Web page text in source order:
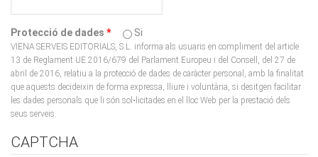
Protecció de dades* Si
VIENA SERVEIS EDITORIALS, S.L. informa als usuaris en compliment del article
13 de Reglament UE 2016/679 del Parlament Europeu i del Consell, del 27 de
abril de 2016, relatiu a la protecció de dades de caràcter personal, amb la finalitat
que aquests decideixin de forma expressa, lliure i voluntària, si desitgen facilitar
les dades personals que li són sol•licitades en el lloc Web per la prestació dels
seus serveis.